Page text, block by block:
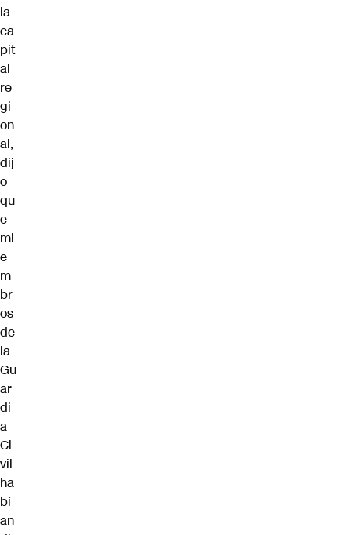
la
ca
pit
al
re
gi
on
al,
dij
o
qu
e
mi
e
m
br
os
de
la
Gu
ar
di
a
Ci
vil
ha
bí
an